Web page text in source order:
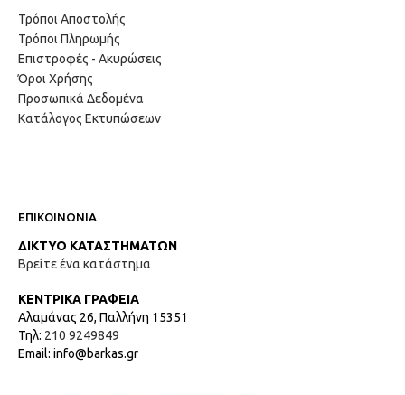
Τρόποι Αποστολής
Τρόποι Πληρωμής
Επιστροφές - Ακυρώσεις
Όροι Χρήσης
Προσωπικά Δεδομένα
Κατάλογος Εκτυπώσεων
ΕΠΙΚΟΙΝΩΝΙΑ
ΔΙΚΤΥΟ ΚΑΤΑΣΤΗΜΑΤΩΝ
Βρείτε ένα κατάστημα
ΚΕΝΤΡΙΚΑ ΓΡΑΦΕΙΑ
Αλαμάνας 26, Παλλήνη 15351
Τηλ: 210 9249849
Email: info@barkas.gr